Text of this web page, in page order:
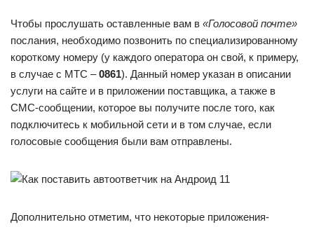
Чтобы прослушать оставленные вам в «Голосовой почте»
послания, необходимо позвонить по специализированному
короткому номеру (у каждого оператора он свой, к примеру,
в случае с МТС –0861). Данный номер указан в описании
услуги на сайте и в приложении поставщика, а также в
СМС-сообщении, которое вы получите после того, как
подключитесь к мобильной сети и в том случае, если
голосовые сообщения были вам отправлены.
Дополнительно отметим, что некоторые приложения-